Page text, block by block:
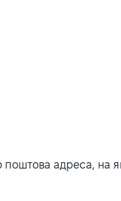
адреса, на